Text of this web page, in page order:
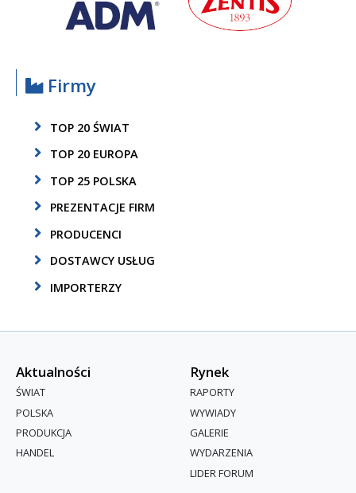
Firmy
TOP 20 ŚWIAT
TOP 20 EUROPA
TOP 25 POLSKA
PREZENTACJE FIRM
PRODUCENCI
DOSTAWCY USŁUG
IMPORTERZY
Aktualności
ŚWIAT
POLSKA
PRODUKCJA
HANDEL
Rynek
RAPORTY
WYWIADY
GALERIE
WYDARZENIA
LIDER FORUM